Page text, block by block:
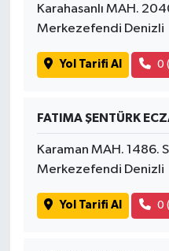
Karahasanlı MAH.
Merkezefendi Denizli
Yol Tarifi Al 0
FATIMA ŞENTÜRK
Karaman MAH. 1486.
Merkezefendi Denizli
Yol Tarifi Al 0